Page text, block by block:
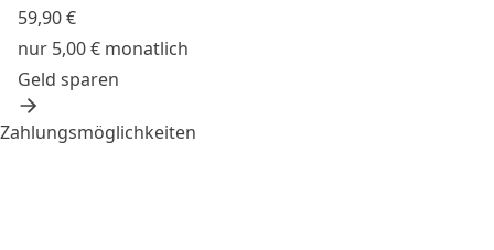
59,90 €
nur 5,00 € monatlich
Geld sparen
Zahlungsmöglichkeiten